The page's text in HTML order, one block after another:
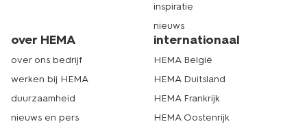
inspiratie
nieuws
over HEMA
over ons bedrijf
werken bij HEMA
duurzaamheid
nieuws en pers
internationaal
HEMA België
HEMA Duitsland
HEMA Frankrijk
HEMA Oostenrijk